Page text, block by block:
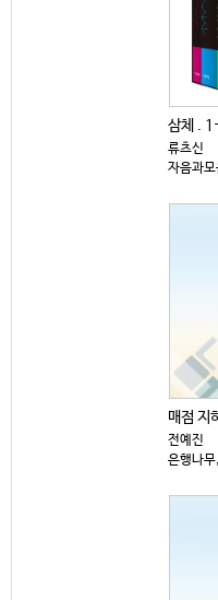
삼체 .
류츠신
자음과
전예진
은행나